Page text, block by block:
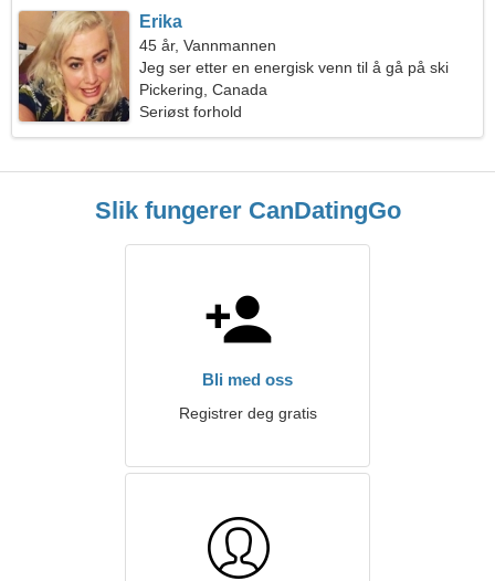
Erika
45 år, Vannmannen
Jeg ser etter en energisk venn til å gå på ski
sammen
Pickering, Canada
Seriøst forhold
Slik fungerer CanDatingGo
Bli med oss
Registrer deg gratis